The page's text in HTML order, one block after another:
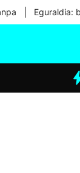
Eguraldia:
Eguraldia